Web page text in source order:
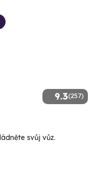
9.3(257)
svůj vůz.